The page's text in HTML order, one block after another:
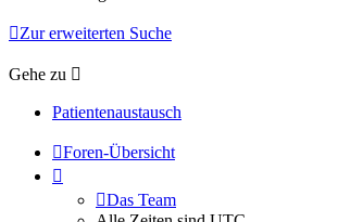
Zur erweiterten Suche
Gehe zu
Patientenaustausch
Foren-Übersicht
Das Team